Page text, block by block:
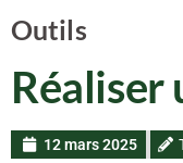
Outils
Réaliser
12 mars 2025